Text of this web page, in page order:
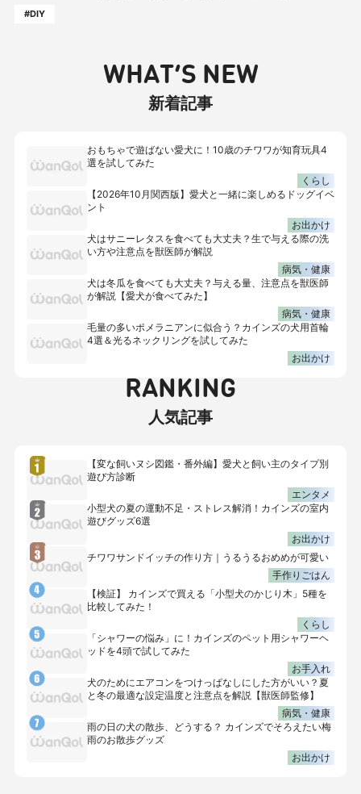
#DIY
WHAT’S NEW
新着記事
おもちゃで遊ばない愛犬に！10歳のチワワが知育玩具4
選を試してみた
くらし
【2026年10月関西版】愛犬と一緒に楽しめるドッグイベ
ント
お出かけ
犬はサニーレタスを食べても大丈夫？生で与える際の洗
い方や注意点を獣医師が解説
病気・健康
犬は冬瓜を食べても大丈夫？与える量、注意点を獣医師
が解説【愛犬が食べてみた】
病気・健康
毛量の多いポメラニアンに似合う？カインズの犬用首輪
4選＆光るネックリングを試してみた
お出かけ
RANKING
人気記事
【変な飼いヌシ図鑑・番外編】愛犬と飼い主のタイプ別
遊び方診断
エンタメ
小型犬の夏の運動不足・ストレス解消！カインズの室内
遊びグッズ6選
お出かけ
チワワサンドイッチの作り方｜うるうるおめめが可愛い
手作りごはん
【検証】 カインズで買える「小型犬のかじり木」5種を
比較してみた！
くらし
「シャワーの悩み」に！カインズのペット用シャワーヘ
ッドを4頭で試してみた
お手入れ
犬のためにエアコンをつけっぱなしにした方がいい？夏
と冬の最適な設定温度と注意点を解説【獣医師監修】
病気・健康
雨の日の犬の散歩、どうする？ カインズでそろえたい梅
雨のお散歩グッズ
お出かけ